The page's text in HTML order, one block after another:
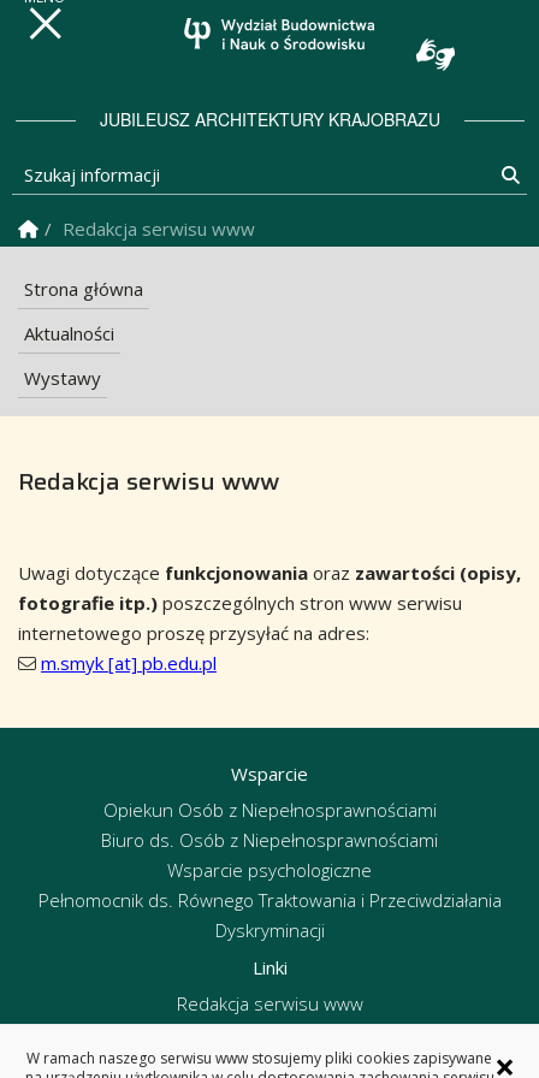
JUBILEUSZ ARCHITEKTURY KRAJOBRAZU
Szukaj informacji
Strona Główna
Redakcja serwisu www
Strona główna
Aktualności
Wystawy
Redakcja serwisu www
Uwagi dotyczące funkcjonowania oraz zawartości (opisy,
fotografie itp.) poszczególnych stron www serwisu
internetowego proszę przysyłać na adres:
m.smyk [at] pb.edu.pl
Wsparcie
Opiekun Osób z Niepełnosprawnościami
Biuro ds. Osób z Niepełnosprawnościami
Wsparcie psychologiczne
Pełnomocnik ds. Równego Traktowania i Przeciwdziałania
Dyskryminacji
Linki
Redakcja serwisu www
Polityka prywatności
×
W ramach naszego serwisu www stosujemy pliki cookies zapisywane